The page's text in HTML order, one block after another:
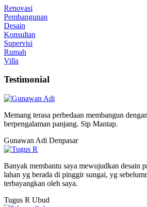
Renovasi
Pembangunan
Desain
Konsultan
Supervisi
Rumah
Villa
Testimonial
Memang terasa perbedaan membangun
berpengalaman panjang. Sip Mantap.
Gunawan Adi Denpasar
Banyak membantu saya mewujudkan desain
lahan yg berada di pinggir sungai, yg
terbayangkan oleh saya.
Tugus R Ubud